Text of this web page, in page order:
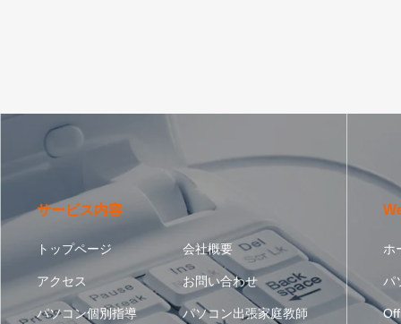
サービス内容
トップページ 会社概要
アクセス お問い合わせ
パソコン個別指導 パソコン出張家庭教師
ホ
パ